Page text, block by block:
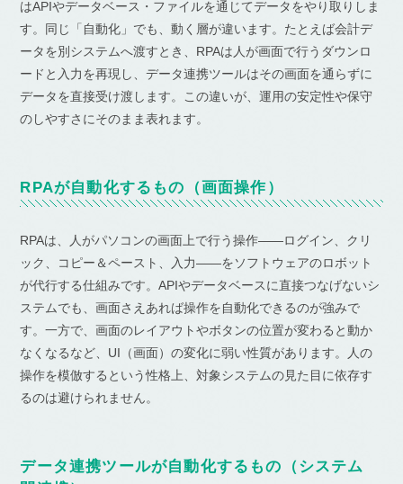
はAPIやデータベース・ファイルを通じてデータをやり取りしま
す。同じ「自動化」でも、動く層が違います。たとえば会計デ
ータを別システムへ渡すとき、RPAは人が画面で行うダウンロ
ードと入力を再現し、データ連携ツールはその画面を通らずに
データを直接受け渡します。この違いが、運用の安定性や保守
のしやすさにそのまま表れます。
RPAが自動化するもの（画面操作）
RPAは、人がパソコンの画面上で行う操作——ログイン、クリ
ック、コピー＆ペースト、入力——をソフトウェアのロボット
が代行する仕組みです。APIやデータベースに直接つなげないシ
ステムでも、画面さえあれば操作を自動化できるのが強みで
す。一方で、画面のレイアウトやボタンの位置が変わると動か
なくなるなど、UI（画面）の変化に弱い性質があります。人の
操作を模倣するという性格上、対象システムの見た目に依存す
るのは避けられません。
データ連携ツールが自動化するもの（システム